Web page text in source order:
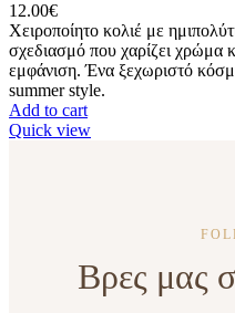
12.00€
Χειροποίητο κολιέ με
σχεδιασμό που χαρίζει χρώμα
εμφάνιση. Ένα ξεχωριστό
summer style.
Add to cart
Quick view
Βρες μας